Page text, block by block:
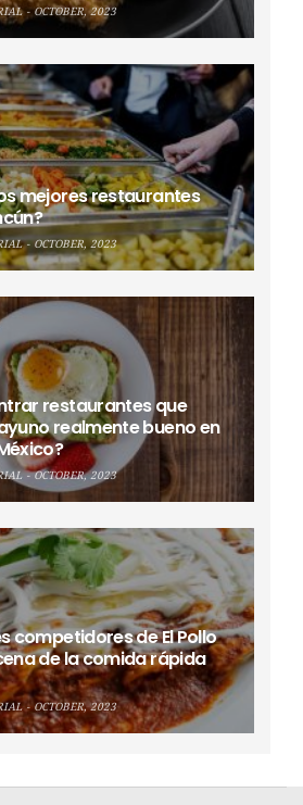
OCTOBER, 2023
mejores restaurantes
OCTOBER, 2023
restaurantes que
realmente bueno en
OCTOBER, 2023
competidores de El Pollo
de la comida rápida
OCTOBER, 2023